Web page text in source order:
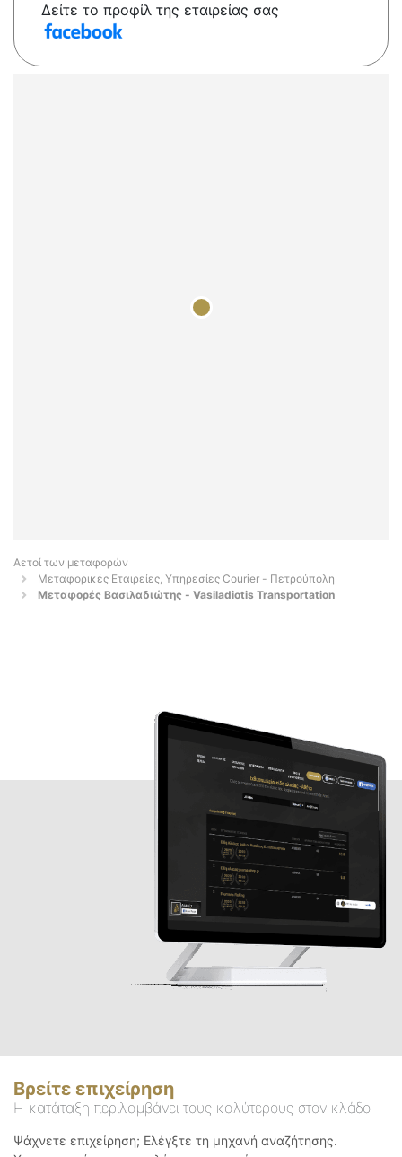
Δείτε το προφίλ της εταιρείας σας
Αετοί των μεταφορών
Μεταφορικές Εταιρείες, Υπηρεσίες Courier - Πετρούπολη
Μεταφορές Βασιλαδιώτης - Vasiladiotis Transportation
Βρείτε επιχείρηση
Η κατάταξη περιλαμβάνει τους καλύτερους στον κλάδο
Ψάχνετε επιχείρηση; Ελέγξτε τη μηχανή αναζήτησης.